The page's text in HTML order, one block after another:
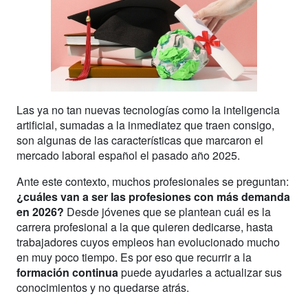
Las ya no tan nuevas tecnologías como la inteligencia
artificial, sumadas a la inmediatez que traen consigo,
son algunas de las características que marcaron el
mercado laboral español el pasado año 2025.
Ante este contexto, muchos profesionales se preguntan:
¿cuáles van a ser las profesiones con más demanda
en 2026? Desde jóvenes que se plantean cuál es la
carrera profesional a la que quieren dedicarse, hasta
trabajadores cuyos empleos han evolucionado mucho
en muy poco tiempo. Es por eso que recurrir a la
formación continua puede ayudarles a actualizar sus
conocimientos y no quedarse atrás.